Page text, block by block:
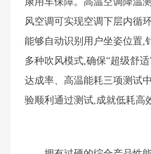
风空调可实现空调下层内循
能够自动识别用户坐姿位置,
多种吹风模式,确保“超级舒
达成率、高温能耗三项测试
验顺利通过测试,成就低耗高